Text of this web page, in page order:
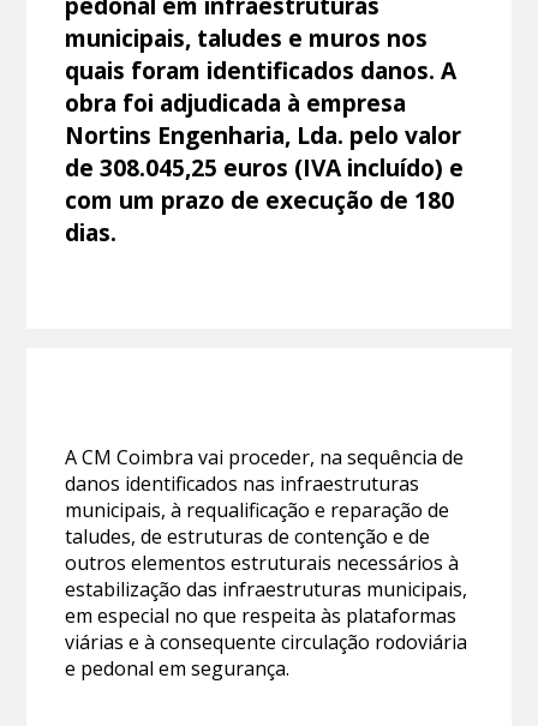
municipais, taludes e muros nos
quais foram identificados danos. A
obra foi adjudicada à empresa
Nortins Engenharia, Lda. pelo valor
de 308.045,25 euros (IVA incluído) e
com um prazo de execução de 180
dias.
A CM Coimbra vai proceder, na sequência de
danos identificados nas infraestruturas
municipais, à requalificação e reparação de
taludes, de estruturas de contenção e de
outros elementos estruturais necessários à
estabilização das infraestruturas municipais,
em especial no que respeita às plataformas
viárias e à consequente circulação rodoviária
e pedonal em segurança.